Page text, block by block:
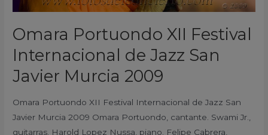
Omara Portuondo XII Festival
Internacional de Jazz San
Javier Murcia 2009
Omara Portuondo XII Festival Internacional de Jazz San
Javier Murcia 2009 Omara Portuondo, cantante. Swami Jr.,
guitarras. Harold Lopez Nussa, piano. Felipe Cabrera,
2009